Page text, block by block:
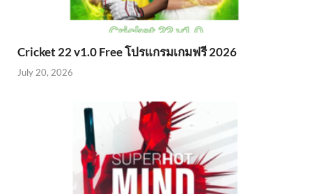
Cricket 22 v1.0 Free โปรแกรมเกมฟรี 2026
July 20, 2026